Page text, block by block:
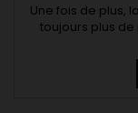
Une fois de plus,
toujours plus
toujours un
rendement en
de meilleurs
batteries pour